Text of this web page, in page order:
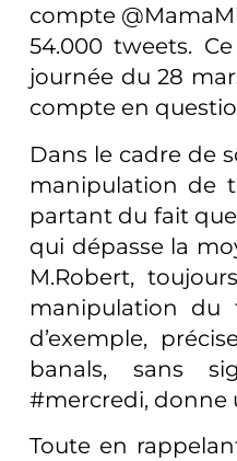
compte
54.000 tweets.
journée du 28
compte en
Dans le cadre de
manipulation de
partant du fait
qui dépasse la
M.Robert,
manipulation
d’exemple,
banals, sans
#mercredi, donne
Toute en